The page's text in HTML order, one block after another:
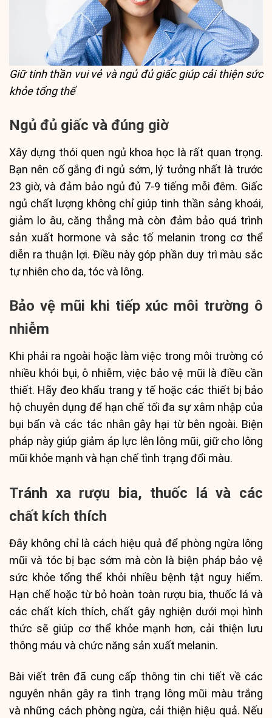
Giữ tinh thần vui vẻ và ngủ đủ giấc giúp cải thiện sức
khỏe tổng thể
Ngủ đủ giấc và đúng giờ
Xây dựng thói quen ngủ khoa học là rất quan trọng.
Bạn nên cố gắng đi ngủ sớm, lý tưởng nhất là trước
23 giờ, và đảm bảo ngủ đủ 7-9 tiếng mỗi đêm. Giấc
ngủ chất lượng không chỉ giúp tinh thần sảng khoái,
giảm lo âu, căng thẳng mà còn đảm bảo quá trình
sản xuất hormone và sắc tố melanin trong cơ thể
diễn ra thuận lợi. Điều này góp phần duy trì màu sắc
tự nhiên cho da, tóc và lông.
Bảo vệ mũi khi tiếp xúc môi trường ô
nhiễm
Khi phải ra ngoài hoặc làm việc trong môi trường có
nhiều khói bụi, ô nhiễm, việc bảo vệ mũi là điều cần
thiết. Hãy đeo khẩu trang y tế hoặc các thiết bị bảo
hộ chuyên dụng để hạn chế tối đa sự xâm nhập của
bụi bẩn và các tác nhân gây hại từ bên ngoài. Biện
pháp này giúp giảm áp lực lên lông mũi, giữ cho lông
mũi khỏe mạnh và hạn chế tình trạng đổi màu.
Tránh xa rượu bia, thuốc lá và các
chất kích thích
Đây không chỉ là cách hiệu quả để phòng ngừa lông
mũi và tóc bị bạc sớm mà còn là biện pháp bảo vệ
sức khỏe tổng thể khỏi nhiều bệnh tật nguy hiểm.
Hạn chế hoặc từ bỏ hoàn toàn rượu bia, thuốc lá và
các chất kích thích, chất gây nghiện dưới mọi hình
thức sẽ giúp cơ thể khỏe mạnh hơn, cải thiện lưu
thông máu và chức năng sản xuất melanin.
Bài viết trên đã cung cấp thông tin chi tiết về các
nguyên nhân gây ra tình trạng lông mũi màu trắng
và những cách phòng ngừa, cải thiện hiệu quả. Nếu